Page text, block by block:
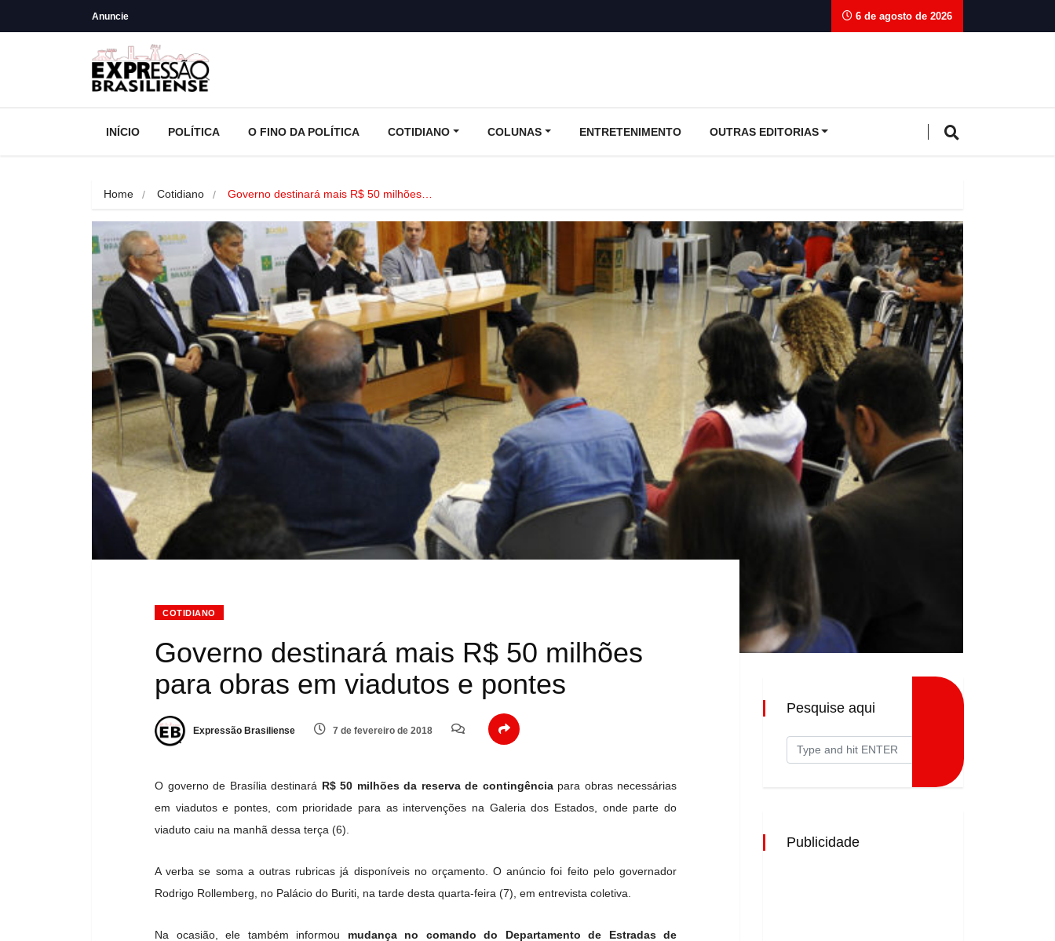
Anuncie 6 de agosto de 2026
INÍCIO POLÍTICA O FINO DA POLÍTICA COTIDIANO COLUNAS ENTRETENIMENTO OUTRAS EDITORIAS
Home Cotidiano Governo destinará mais R$ 50 milhões…
COTIDIANO
Governo destinará mais R$ 50 milhões
para obras em viadutos e pontes
Expressão Brasiliense 7 de fevereiro de 2018
O governo de Brasília destinará R$ 50 milhões da reserva de contingênciapara obras necessárias
em viadutos e pontes, com prioridade para as intervenções na Galeria dos Estados, onde parte do
viaduto caiu na manhã dessa terça (6).
A verba se soma a outras rubricas já disponíveis no orçamento. O anúncio foi feito pelo governador
Rodrigo Rollemberg, no Palácio do Buriti, na tarde desta quarta-feira (7), em entrevista coletiva.
Na ocasião, ele também informou mudança no comando do Departamento de Estradas de
Pesquise aqui
Publicidade